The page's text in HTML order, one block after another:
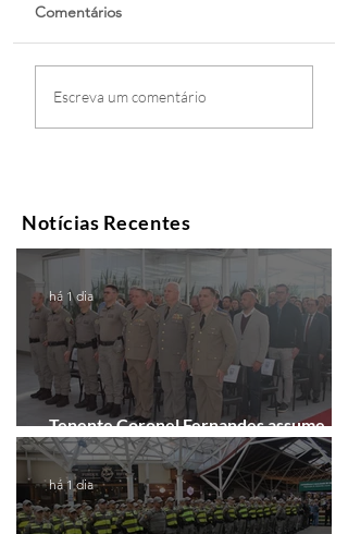
Comentários
Escreva um comentário
Notícias Recentes
Tenente Coronel Fernandes assume
comando do 41º BPM em Gramado
há 1 dia
há 1 dia